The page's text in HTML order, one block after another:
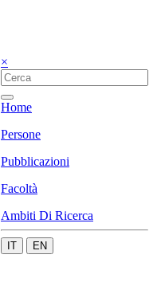
×
Home
Persone
Pubblicazioni
Facoltà
Ambiti Di Ricerca
IT EN